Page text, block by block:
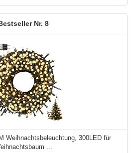
8
Weihnachtsbeleuchtung, 300LED für
...